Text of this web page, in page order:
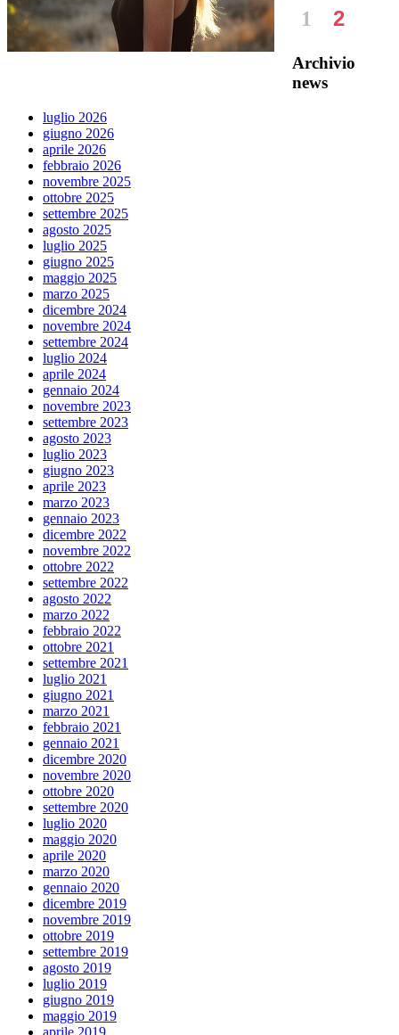
1
Archivio
news
luglio 2026
giugno 2026
aprile 2026
febbraio 2026
novembre 2025
ottobre 2025
settembre 2025
agosto 2025
luglio 2025
giugno 2025
maggio 2025
marzo 2025
dicembre 2024
novembre 2024
settembre 2024
luglio 2024
aprile 2024
gennaio 2024
novembre 2023
settembre 2023
agosto 2023
luglio 2023
giugno 2023
aprile 2023
marzo 2023
gennaio 2023
dicembre 2022
novembre 2022
ottobre 2022
settembre 2022
agosto 2022
marzo 2022
febbraio 2022
ottobre 2021
settembre 2021
luglio 2021
giugno 2021
marzo 2021
febbraio 2021
gennaio 2021
dicembre 2020
novembre 2020
ottobre 2020
settembre 2020
luglio 2020
maggio 2020
aprile 2020
marzo 2020
gennaio 2020
dicembre 2019
novembre 2019
ottobre 2019
settembre 2019
agosto 2019
luglio 2019
giugno 2019
maggio 2019
aprile 2019